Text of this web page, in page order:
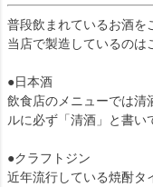
普段飲まれているお酒を
当店で製造しているのは
●日本酒
飲食店のメニューでは清
ルに必ず「清酒」と書い
●クラフトジン
近年流行している焼酎タ